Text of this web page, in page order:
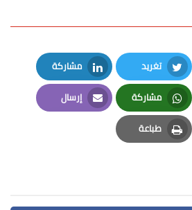
تغريد
Twitter
مشاركة
LinkedIn
مشاركة
Whatsapp
إرسال
Email
طباعة
Print